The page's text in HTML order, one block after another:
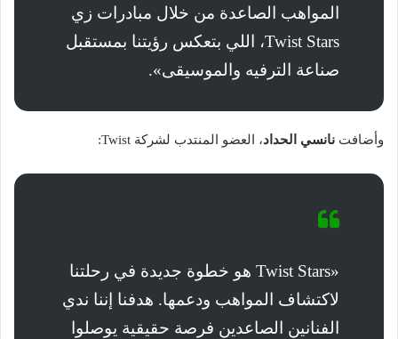
المواهب الصاعدة من خلال مبادرات زي
Twist Stars، اللي بتعكس رؤيتنا بمستقبل
صناعة الترفيه والموسيقى».
وأضافت نانسي الحداد، العضو المنتدب لشركة Twist:
«Twist Stars هو خطوة جديدة في رحلتنا
لاكتشاف المواهب ودعمها. هدفنا إننا ندي
الفنانين الصاعدين فرصة حقيقية يوصلوا